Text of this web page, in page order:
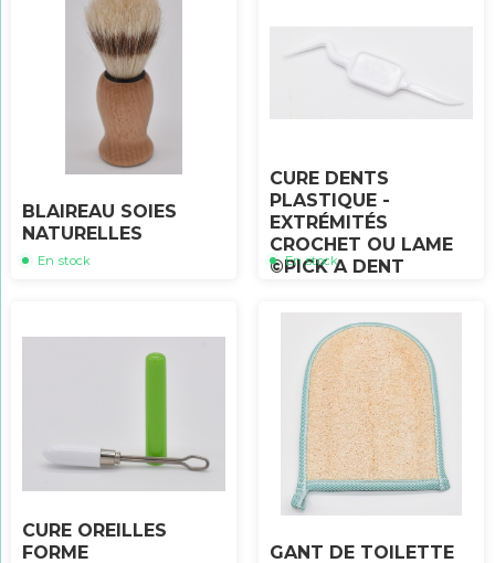
BLAIREAU SOIES
NATURELLES
En stock
CURE DENTS
PLASTIQUE -
EXTRÉMITÉS
CROCHET OU LAME
©PICK A DENT
En stock
CURE OREILLES
FORME
GANT DE TOILETTE